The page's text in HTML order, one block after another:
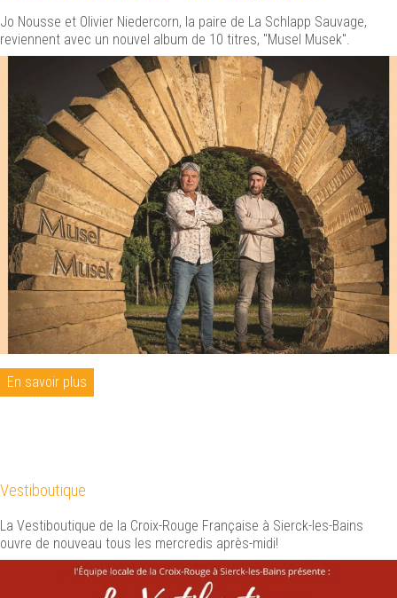
Jo Nousse et Olivier Niedercorn, la paire de La Schlapp Sauvage,
reviennent avec un nouvel album de 10 titres, "Musel Musek".
En savoir plus
Vestiboutique
La Vestiboutique de la Croix-Rouge Française à Sierck-les-Bains
ouvre de nouveau tous les mercredis après-midi!